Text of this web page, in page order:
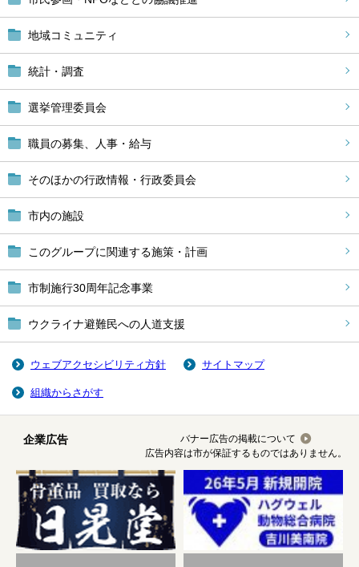
地域コミュニティ
統計・調査
選挙管理委員会
職員の募集、人事・給与
そのほかの行政情報・行政委員会
市内の施設
このグループに関連する施策・計画
市制施行30周年記念事業
ウクライナ避難民への人道支援
ウェブアクセシビリティ方針 サイトマップ
組織からさがす
企業広告
バナー広告の掲載について
広告内容は市が保証するものではありません。